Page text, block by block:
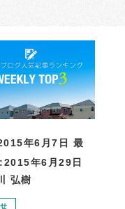
年6月7日
最
2015年6月29日
弘樹